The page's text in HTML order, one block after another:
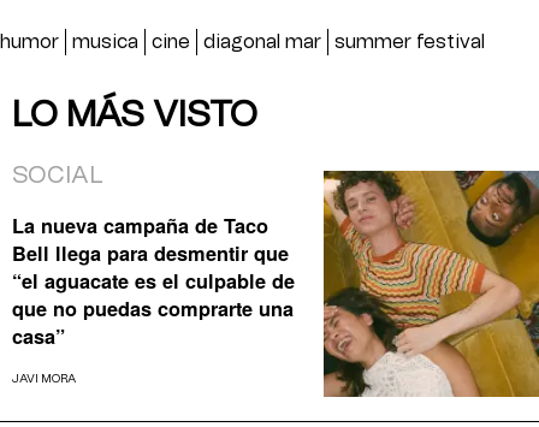
humor musica cine diagonal mar summer festival
LO MÁS VISTO
SOCIAL
La nueva campaña de Taco
Bell llega para desmentir que
“el aguacate es el culpable de
que no puedas comprarte una
casa”
JAVI MORA